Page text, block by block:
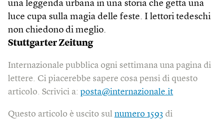
una leggenda urbana in una storia che getta una
luce cupa sulla magia delle feste. I lettori tedeschi
non chiedono di meglio.
Stuttgarter Zeitung
Internazionale pubblica ogni settimana una pagina di
lettere. Ci piacerebbe sapere cosa pensi di questo
articolo. Scrivici a: posta@internazionale.it
Questo articolo è uscito sul numero 1593 di